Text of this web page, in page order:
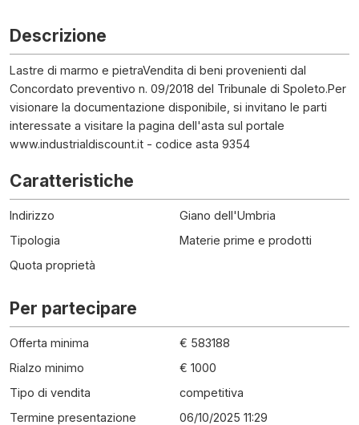
Descrizione
Lastre di marmo e pietraVendita di beni provenienti dal
Concordato preventivo n. 09/2018 del Tribunale di Spoleto.Per
visionare la documentazione disponibile, si invitano le parti
interessate a visitare la pagina dell'asta sul portale
www.industrialdiscount.it - codice asta 9354
Caratteristiche
Indirizzo
Giano dell'Umbria
Tipologia
Materie prime e prodotti
Quota proprietà
Per partecipare
Offerta minima
€ 583188
Rialzo minimo
€ 1000
Tipo di vendita
competitiva
Termine presentazione
06/10/2025 11:29